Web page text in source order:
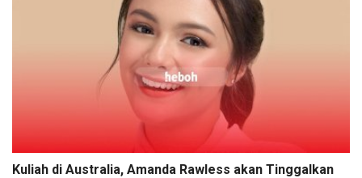
Kuliah di Australia, Amanda Rawless akan Tinggalkan